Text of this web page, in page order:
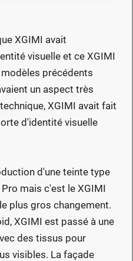
XGIMI avait
visuelle et ce XGIMI
précédents
un aspect très
XGIMI avait fait
d'identité visuelle
d'une teinte type
mais c'est le XGIMI
plus gros changement.
XGIMI est passé à une
des tissus pour
visibles. La façade